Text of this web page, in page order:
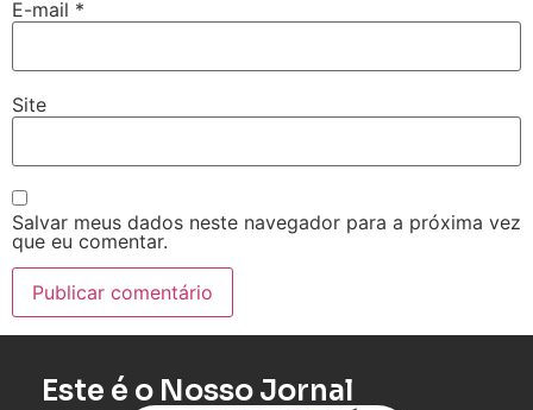
E-mail *
Site
Salvar meus dados neste navegador para a próxima vez
que eu comentar.
Este é o Nosso Jornal